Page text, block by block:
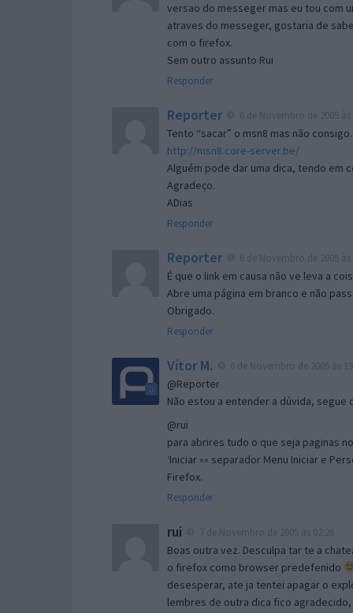
versao do messeger mas eu tou com
atraves do messeger, gostaria de
com o firefox.
Sem outro assunto Rui
Responder
Reporter
Tento “sacar” o msn8 mas não
http://msn8.core-server.be/
Alguém pode dar uma dica, tendo em
Agradeço.
ADias
Responder
Reporter
É que o link em causa não ve leva a
Abre uma página em branco e não
Obrigado.
Responder
Vítor M.
@Reporter
Não estou a entender a dúvida,
@rui
para abrires tudo o que seja paginas
‘Iniciar »» separador Menu Iniciar e
Firefox.
Responder
rui
Boas outra vez. Desculpa tar te a
o firefox como browser predefenido
desesperar, ate ja tentei apagar o
lembres de outra dica fico